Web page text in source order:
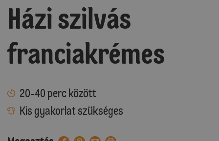
Házi szilvás
franciakrémes
20-40 perc között
Kis gyakorlat szükséges